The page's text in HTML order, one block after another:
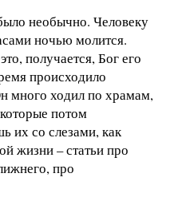
необычно. Человеку
ночью молится.
получается, Бог его
происходило
много ходил по храмам,
потом
их со слезами, как
жизни – статьи про
про